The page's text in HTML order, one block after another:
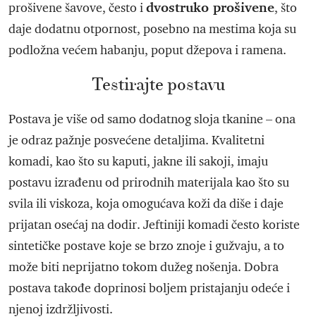
prošivene šavove, često idvostruko prošivene, što
daje dodatnu otpornost, posebno na mestima koja su
podložna većem habanju, poput džepova i ramena.
Testirajte postavu
Postava je više od samo dodatnog sloja tkanine – ona
je odraz pažnje posvećene detaljima. Kvalitetni
komadi, kao što su kaputi, jakne ili sakoji, imaju
postavu izrađenu od prirodnih materijala kao što su
svila ili viskoza, koja omogućava koži da diše i daje
prijatan osećaj na dodir. Jeftiniji komadi često koriste
sintetičke postave koje se brzo znoje i gužvaju, a to
može biti neprijatno tokom dužeg nošenja. Dobra
postava takođe doprinosi boljem pristajanju odeće i
njenoj izdržljivosti.